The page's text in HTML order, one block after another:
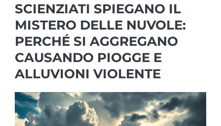
SCIENZIATI SPIEGANO IL
MISTERO DELLE NUVOLE:
PERCHÉ SI AGGREGANO
CAUSANDO PIOGGE E
ALLUVIONI VIOLENTE